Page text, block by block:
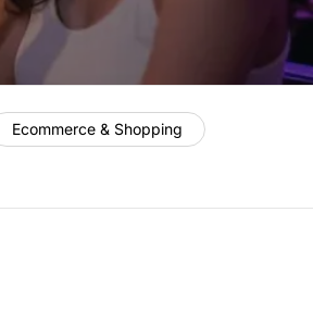
Ecommerce & Shopping